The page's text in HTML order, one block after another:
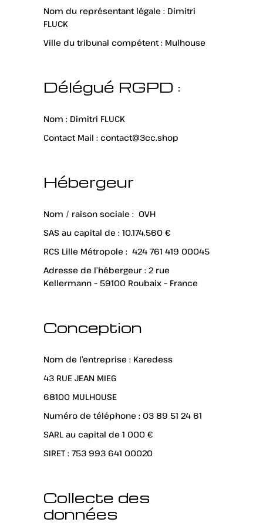
Nom du représentant légale : Dimitri
FLUCK
Ville du tribunal compétent : Mulhouse
Délégué RGPD :
Nom : Dimitri FLUCK
Contact Mail : contact@3cc.shop
Hébergeur
Nom / raison sociale : OVH
SAS au capital de : 10.174.560 €
RCS Lille Métropole : 424 761 419 00045
Adresse de l’hébergeur : 2 rue
Kellermann – 59100 Roubaix – France
Conception
Nom de l’entreprise : Karedess
43 RUE JEAN MIEG
68100 MULHOUSE
Numéro de téléphone : 03 89 51 24 61
SARL au capital de 1 000 €
SIRET : 753 993 641 00020
Collecte des
données